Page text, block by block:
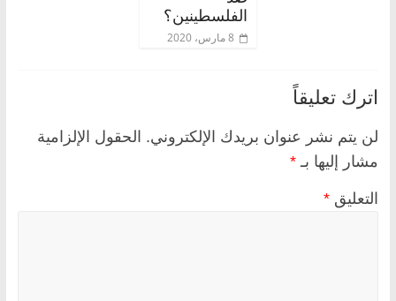
الفلسطينين؟
8 مارس، 2020
اترك تعليقاً
لن يتم نشر عنوان بريدك الإلكتروني. الحقول الإلزامية
مشار إليها بـ *
التعليق *